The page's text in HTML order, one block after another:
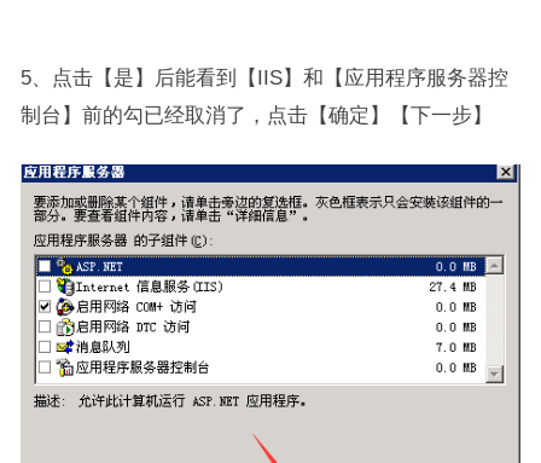
5、点击【是】后能看到【IIS】和【应用程序服务器控
制台】前的勾已经取消了，点击【确定】【下一步】